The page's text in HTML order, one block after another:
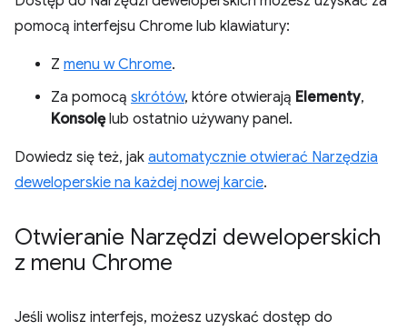
pomocą interfejsu Chrome lub klawiatury:
Z menu w Chrome.
Za pomocą skrótów, które otwierają Elementy,
Konsolęlub ostatnio używany panel.
Dowiedz się też, jak automatycznie otwierać Narzędzia
deweloperskie na każdej nowej karcie.
Otwieranie Narzędzi deweloperskich
z menu Chrome
Jeśli wolisz interfejs, możesz uzyskać dostęp do